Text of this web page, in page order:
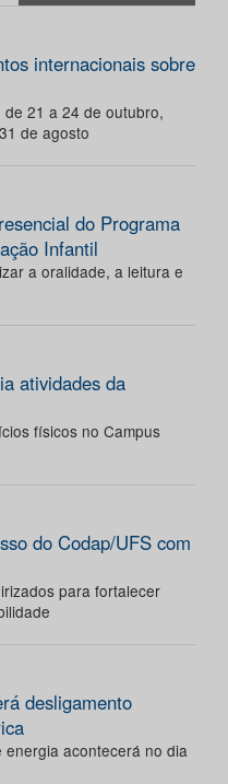
internacionais sobre
21 a 24 de outubro,
de agosto
do Programa
Infantil
a oralidade, a leitura e
atividades da
físicos no Campus
do Codap/UFS com
para fortalecer
desligamento
acontecerá no dia